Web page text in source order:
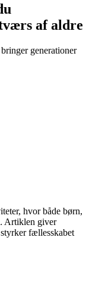
af aldre
generationer
hvor både børn,
Artiklen giver
fællesskabet